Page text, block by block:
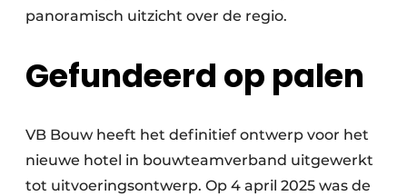
panoramisch uitzicht over de regio.
Gefundeerd op palen
VB Bouw heeft het definitief ontwerp voor het
nieuwe hotel in bouwteamverband uitgewerkt
tot uitvoeringsontwerp. Op 4 april 2025 was de